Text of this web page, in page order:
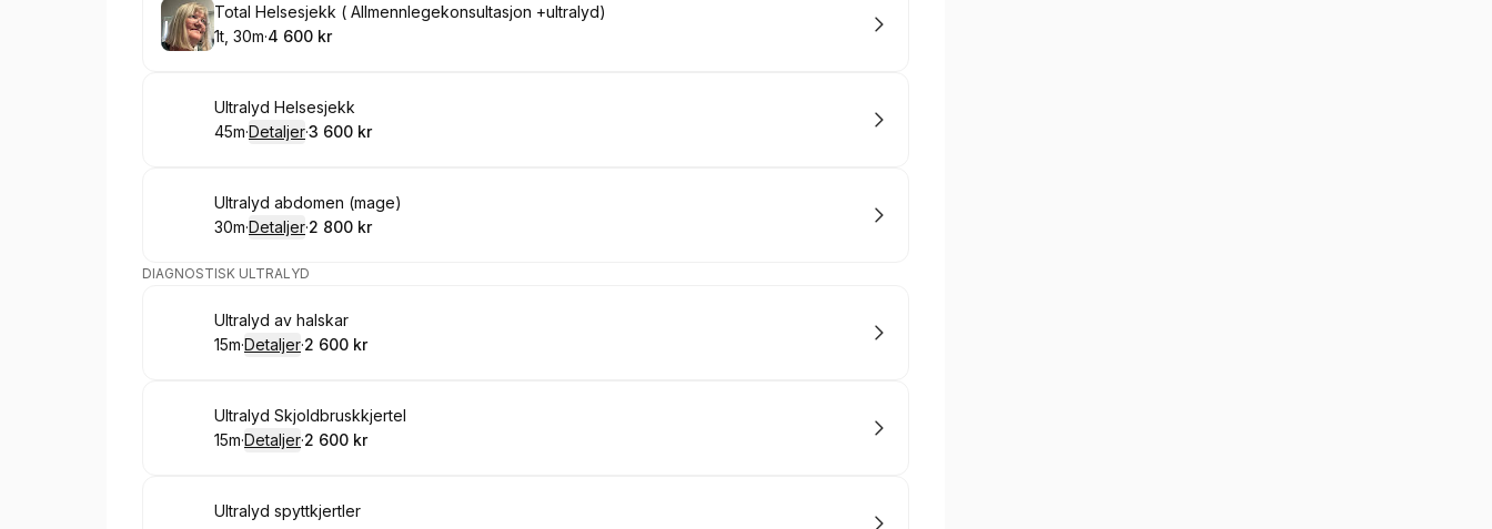
Bestill time
Total Helsesjekk ( Allmennlegekonsultasjon +ultralyd)
.Varighet:
1t, 30m·
.Pris:
4 600 kr
Bestill time
Ultralyd Helsesjekk
.Varighet:
45m·Detaljer·
. Pris:
3 600 kr
Bestill time
Ultralyd abdomen (mage)
.Varighet:
30m·Detaljer·
. Pris:
2 800 kr
DIAGNOSTISK ULTRALYD
Bestill time
Ultralyd av halskar
.Varighet:
15m·Detaljer·
. Pris:
2 600 kr
Bestill time
Ultralyd Skjoldbruskkjertel
.Varighet:
15m·Detaljer·
. Pris:
2 600 kr
Bestill time
Ultralyd spyttkjertler